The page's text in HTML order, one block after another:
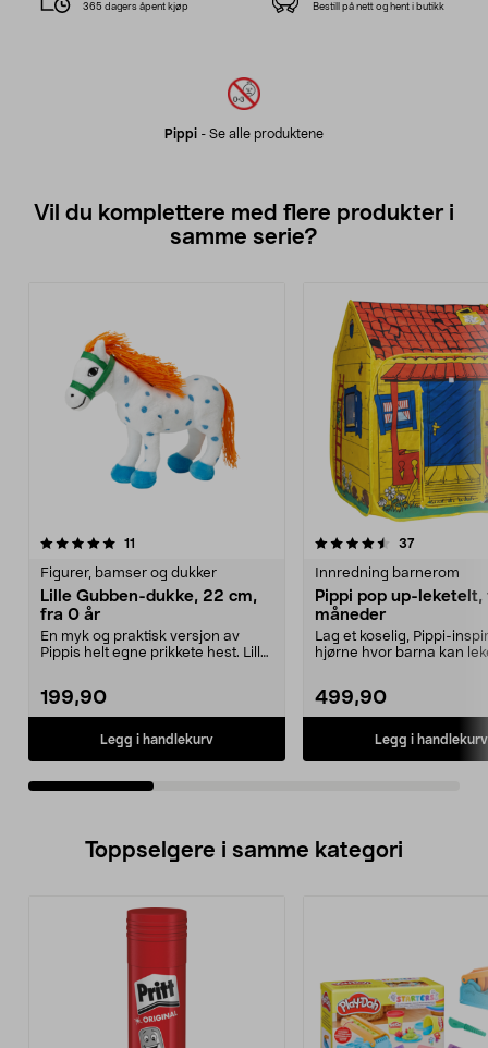
Pippi - Se alle produktene
365 dagers åpent kjøp Bestill på nett og hent i butikk
Vil du komplettere med flere produkter i
samme serie?
11
Figurer, bamser og dukker
Lille Gubben-dukke, 22 cm,
fra 0 år
En myk og praktisk versjon av
Pippis helt egne prikkete hest. Lille
199,90
Legg i handlekurv
4.5av 5 stjerner 37
Innredning barnerom
Pippi pop up-leketelt,
måneder
Lag et koselig, Pippi-
hjørne hvor barna kan
499,90
Legg i handlekurv
4.5av 5 stjerner
Toppselgere i samme kategori